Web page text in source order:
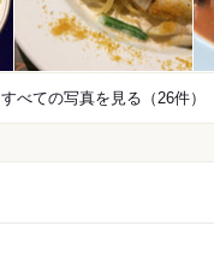
すべての写真を見る（26件）